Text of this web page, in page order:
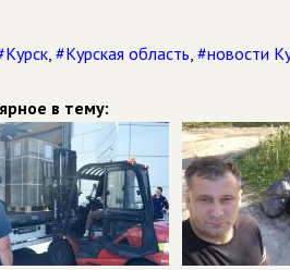
, #Курская область, #новости
в тему: